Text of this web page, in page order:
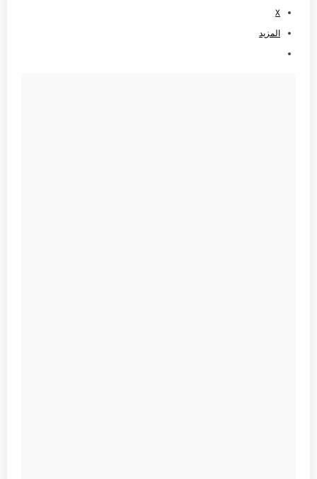
X
المزيد